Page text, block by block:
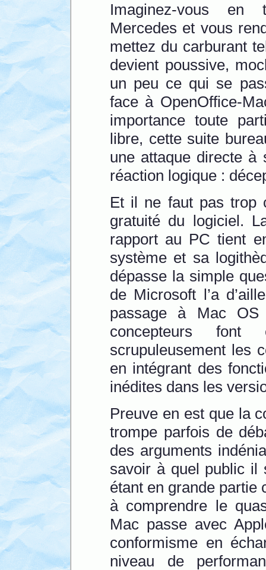
Imaginez-vous en
Mercedes et vous
mettez du carburant
devient poussive,
un peu ce qui se
face à OpenOffice-
importance toute
libre, cette suite
une attaque directe à
réaction logique :
Et il ne faut pas trop
gratuité du logiciel.
rapport au PC tient
système et sa
dépasse la simple
de Microsoft l’a
passage à Mac
concepteurs
scrupuleusement les
en intégrant des
inédites dans les
Preuve en est que la
trompe parfois de
des arguments
savoir à quel public il
étant en grande partie
à comprendre le
Mac passe avec
conformisme en
niveau de